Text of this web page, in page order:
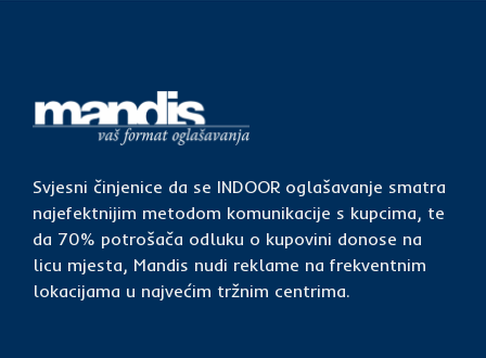
Svjesni činjenice da se INDOOR oglašavanje smatra
najefektnijim metodom komunikacije s kupcima, te
da 70% potrošača odluku o kupovini donose na
licu mjesta, Mandis nudi reklame na frekventnim
lokacijama u najvećim tržnim centrima.